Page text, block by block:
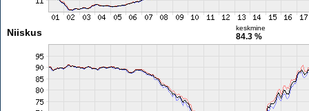
Niiskus keskmine
84.3 %